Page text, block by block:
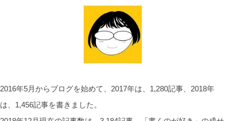
2016年5月からブログを始めて、2017年は、1,280記事、2018年
は、1,456記事を書きました。